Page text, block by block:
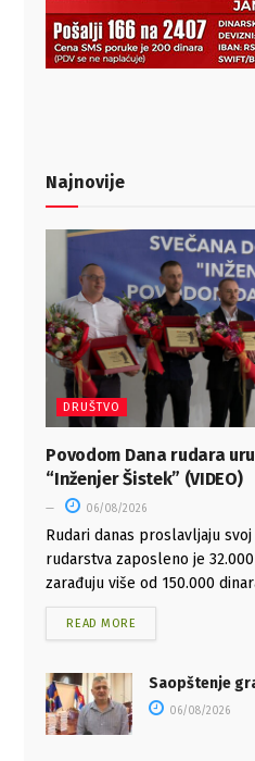
Najnovije
DRUŠTVO
Povodom Dana rudara
“Inženjer Šistek” (VIDEO)
06/08/2026
Rudari danas proslavljaju
rudarstva zaposleno je
zarađuju više od 150.000
READ MORE
Saopštenje
06/08/2026